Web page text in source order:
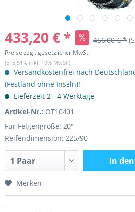
433,20 € * 456,00 € *
Preise zzgl. gesetzlicher MwSt.
(515,51 € inkl. 19% MwSt.)
Versandkostenfrei nach
(Festland ohne Inseln)!
Lieferzeit 2 - 4 Werktage
Artikel-Nr.: OT10401
Für Felgengröße: 20"
Reifendimension: 225/90
In den
Merken